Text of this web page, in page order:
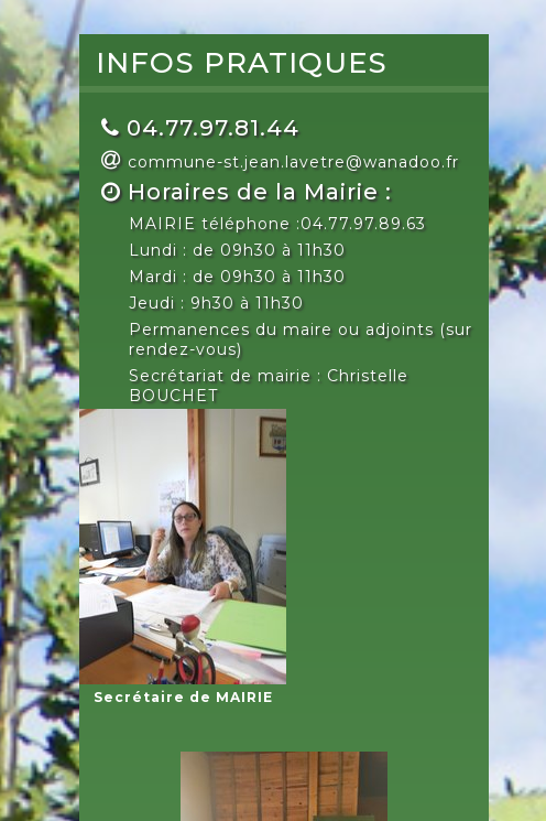
INFOS PRATIQUES
04.77.97.81.44
commune-st.jean.lavetre@wanadoo.fr
Horaires de la Mairie :
MAIRIE téléphone :04.77.97.89.63
Lundi : de 09h30 à 11h30
Mardi : de 09h30 à 11h30
Jeudi : 9h30 à 11h30
Permanences du maire ou adjoints (sur
rendez-vous)
Secrétariat de mairie : Christelle
BOUCHET
Secrétaire de MAIRIE